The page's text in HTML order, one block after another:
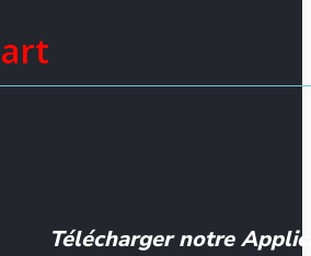
Télécharger notre